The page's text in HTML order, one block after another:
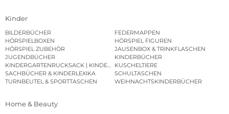
Kinder
BILDERBÜCHER
FEDERMAPPEN
HÖRSPIELBOXEN
HÖRSPIEL FIGUREN
HÖRSPIEL ZUBEHÖR
JAUSENBOX & TRINKFLASCHEN
JUGENDBÜCHER
KINDERBÜCHER
KINDERGARTENRUCKSACK | KINDERGARTENBEUTEL
KUSCHELTIERE
SACHBÜCHER & KINDERLEXIKA
SCHULTASCHEN
TURNBEUTEL & SPORTTASCHEN
WEIHNACHTSKINDERBÜCHER
Home & Beauty